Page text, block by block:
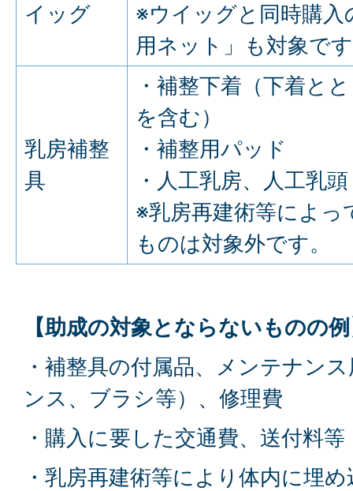
イッグ
※ウイッグと同時購入
用ネット」も対象で
乳房補整
具
・補整下着（下着と
を含む）
・補整用パッド
・人工乳房、人工乳頭
※乳房再建術等によ
ものは対象外です。
【助成の対象とならないものの
・補整具の付属品、メンテナン
ンス、ブラシ等）、修理費
・購入に要した交通費、送付料等
・乳房再建術等により体内に埋